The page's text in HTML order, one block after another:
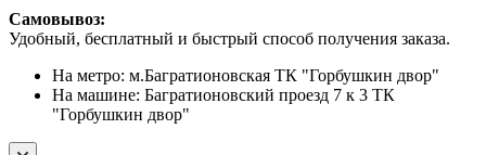
Самовывоз:
Удобный, бесплатный и быстрый способ получения заказа.
На метро: м.Багратионовская ТК "Горбушкин двор"
На машине: Багратионовский проезд 7 к 3 ТК
"Горбушкин двор"